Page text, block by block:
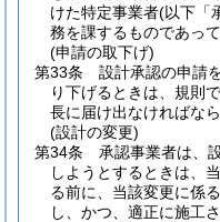
けた特定事業者(以下「
務を課するものであっ
(申請の取下げ)
第33条
設計承認の申請
り下げるときは、規則
長に届け出なければなら
(設計の変更)
第34条
承認事業者は、
しようとするときは、
る前に、当該変更に係
し、かつ、適正に施工